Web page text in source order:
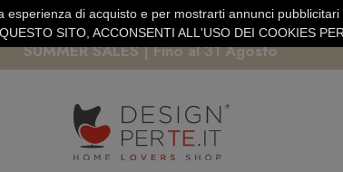
PAGAMENTO SICURO PAYPAL · CARTA DI CREDITO
SUMMER SALES | Fino al 31 Agosto
esperienza di acquisto e per mostrarti annunci
SITO, ACCONSENTI ALL'USO DEI COOKIES